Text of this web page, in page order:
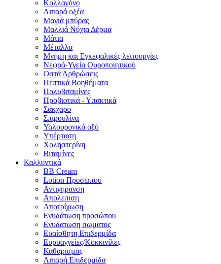
Κολλαγόνο
Λιπαρά οξέα
Μαγιά μπύρας
Μαλλιά Νύχια Δέρμα
Μάτια
Μέταλλα
Μνήμη και Εγκεφαλικές λειτουργίες
Νεφρά-Υγεία Ουροποιητικού
Οστά Αρθρώσεις
Πεπτικά Βοηθήματα
Πολυβιταμίνες
Προβιοτικά - Υπακτικά
Σάκχαρο
Σπιρουλίνα
Υαλουρονικό οξύ
Υπέρταση
Χοληστερίνη
Βιταμίνες
Καλλυντικά
BB Cream
Lotion Προσωπου
Αντιγηρανση
Απολεπιση
Αποτρίχωση
Ενυδάτωση προσώπου
Ενυδατωση σωματος
Ευαίσθητη Επιδερμίδα
Ευρυαγγείες/Κοκκινίλες
Καθαρισμος
Λιπαρή Επιδερμίδα